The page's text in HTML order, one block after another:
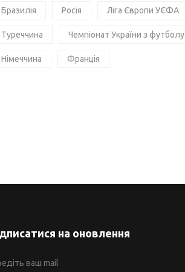
Бразилія Росія Ліга Європи УЄФА
Туреччина Чемпіонат України з футболу
Німеччина Франція
на оновлення